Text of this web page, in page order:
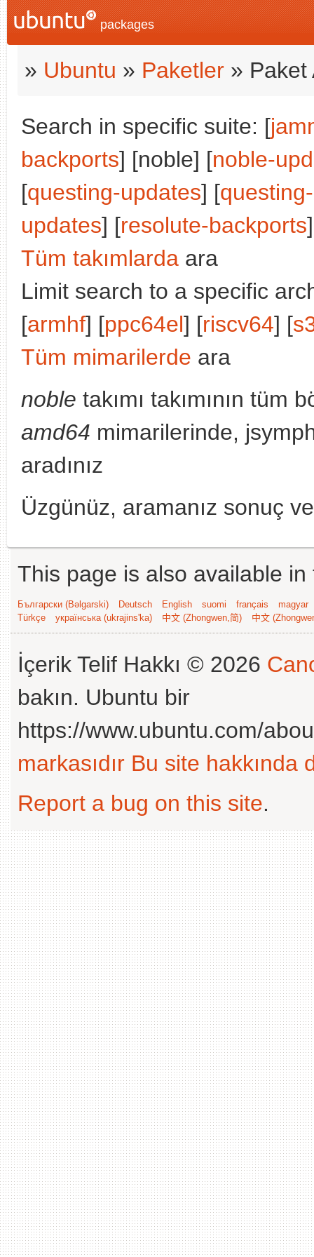
packages
» Ubuntu » Paketler » Paket
Search in specific suite: [
backports] [noble] [noble-
[questing-updates] [
updates] [resolute-backports
Tüm takımlarda ara
Limit search to a specific
[armhf] [ppc64el] [riscv64] [
Tüm mimarilerde ara
noble takımı takımının
amd64 mimarilerinde,
aradınız
Üzgünüz, aramanız sonuç
This page is also available
Български (Bəlgarski) Deutsch English suomi français
magyar
Türkçe
українська (ukrajins'ka) 中文 (Zhongwen,简) 中文
İçerik Telif Hakkı © 2026
bakın. Ubuntu bir
https://www.ubuntu.com/
markasıdır Bu site hakkında
Report a bug on this site.